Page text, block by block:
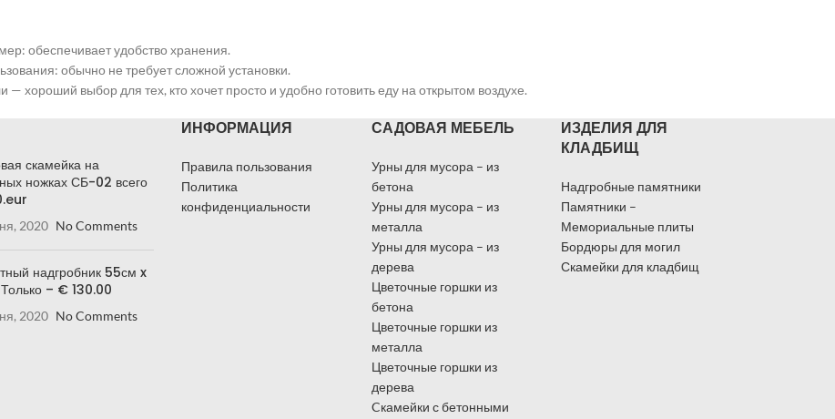
обеспечивает удобство хранения.
обычно не требует сложной установки.
— хороший выбор для тех, кто хочет просто и удобно готовить еду на открытом воздухе.
скамейка на
ножках СБ-02 всего
2020 No Comments
надгробник 55см x
Только – € 130.00
2020 No Comments
ИНФОРМАЦИЯ
Правила пользования
Политика
конфиденциальности
САДОВАЯ МЕБЕЛЬ
Урны для мусора – из
бетона
Урны для мусора – из
металла
Урны для мусора – из
дерева
Цветочные горшки из
бетона
Цветочные горшки из
металла
Цветочные горшки из
дерева
Cкамейки с бетонными
ИЗДЕЛИЯ ДЛЯ
КЛАДБИЩ
Надгробные памятники
Памятники –
Мемориальные плиты
Бордюры для могил
Скамейки для кладбищ